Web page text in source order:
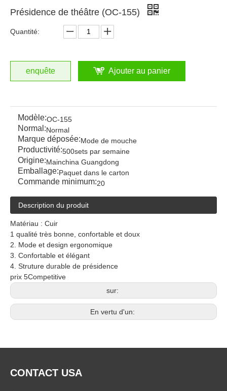
Présidence de théâtre (OC-155)
Quantité:
enquête Ajouter au panier
Modèle:OC-155
Normal:Normal
Marque déposée:Mode de mouche
Productivité:500sets par semaine
Origine:Mainchina Guangdong
Emballage:Paquet dans le carton
Commande minimum:20
Description du produit
Matériau : Cuir
1 qualité très bonne, confortable et doux
2. Mode et design ergonomique
3. Confortable et élégant
4. Struture durable de présidence
prix 5Competitive
sur:
En vertu d'un:
CONTACT USA